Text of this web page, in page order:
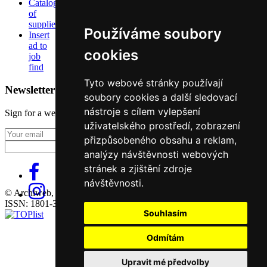
Používáme soubory
cookies
Tyto webové stránky používají
soubory cookies a další sledovací
nástroje s cílem vylepšení
uživatelského prostředí, zobrazení
přizpůsobeného obsahu a reklam,
analýzy návštěvnosti webových
stránek a zjištění zdroje
návštěvnosti.
Souhlasím
Odmítám
Upravit mé předvolby
Catalog
of
suppliers
Insert
ad to
job
find
Newsletter
Sign for a weekly newsletter:
Fill in „nospam“
© Archiweb, s.r.o. 1997-2026
ISSN: 1801-3902